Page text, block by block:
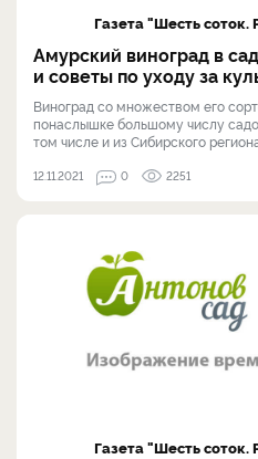
Газета "Шесть соток.
Амурский виноград в
и советы по уходу за
Виноград со множеством его
понаслышке большому числу
том числе и из Сибирского региона,
12.11.2021 0 2251
Газета "Шесть соток.